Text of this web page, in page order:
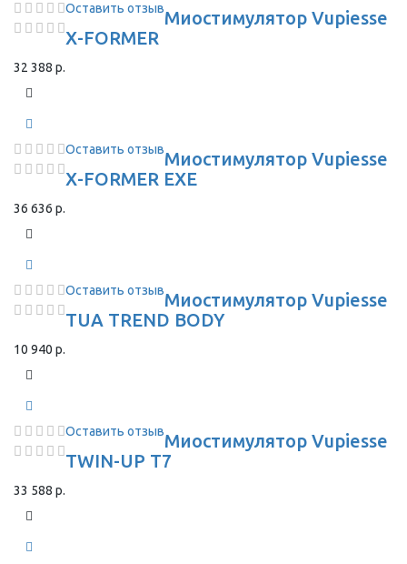
Оставить отзывМиостимулятор Vupiesse
X-FORMER
32 388 р.
Оставить отзывМиостимулятор Vupiesse
X-FORMER EXE
36 636 р.
Оставить отзывМиостимулятор Vupiesse
TUA TREND BODY
10 940 р.
Оставить отзывМиостимулятор Vupiesse
TWIN-UP T7
33 588 р.